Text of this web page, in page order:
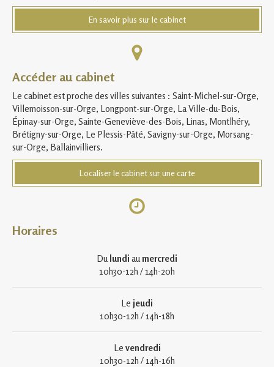
En savoir plus sur le cabinet
Accéder au cabinet
Le cabinet est proche des villes suivantes : Saint-Michel-sur-Orge,
Villemoisson-sur-Orge, Longpont-sur-Orge, La Ville-du-Bois,
Épinay-sur-Orge, Sainte-Geneviève-des-Bois, Linas, Montlhéry,
Brétigny-sur-Orge, Le Plessis-Pâté, Savigny-sur-Orge, Morsang-
sur-Orge, Ballainvilliers.
Localiser le cabinet sur une carte
Horaires
Du lundi aumercredi
10h30-12h / 14h-20h
Le jeudi
10h30-12h / 14h-18h
Le vendredi
10h30-12h / 14h-16h